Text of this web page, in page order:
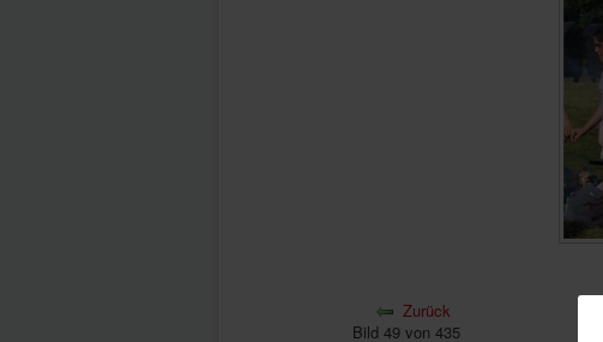
Zurück
Bild 49 von 435